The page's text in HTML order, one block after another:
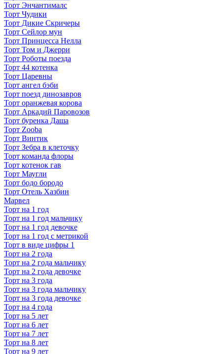
Торт Энчантималс
Торт Чудики
Торт Дикие Скричеры
Торт Сейлор мун
Торт Принцесса Нелла
Торт Том и Джерри
Торт Роботы поезда
Торт 44 котенка
Торт Царевны
Торт ангел бэби
Торт поезд динозавров
Торт оранжевая корова
Торт Аркадий Паровозов
Торт буренка Даша
Торт Zooba
Торт Винтик
Торт Зебра в клеточку
Торт команда флоры
Торт котенок гав
Торт Маугли
Торт бодо бородо
Торт Отель Хазбин
Марвел
Торт на 1 год
Торт на 1 год мальчику
Торт на 1 год девочке
Торт на 1 год с метрикой
Торт в виде цифры 1
Торт на 2 года
Торт на 2 года мальчику
Торт на 2 года девочке
Торт на 3 года
Торт на 3 года мальчику
Торт на 3 года девочке
Торт на 4 года
Торт на 5 лет
Торт на 6 лет
Торт на 7 лет
Торт на 8 лет
Торт на 9 лет